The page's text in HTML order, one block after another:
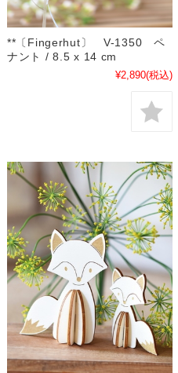
**〔Fingerhut〕 V-1350 ペ
ナント / 8.5 x 14 cm
¥2,890(税込)